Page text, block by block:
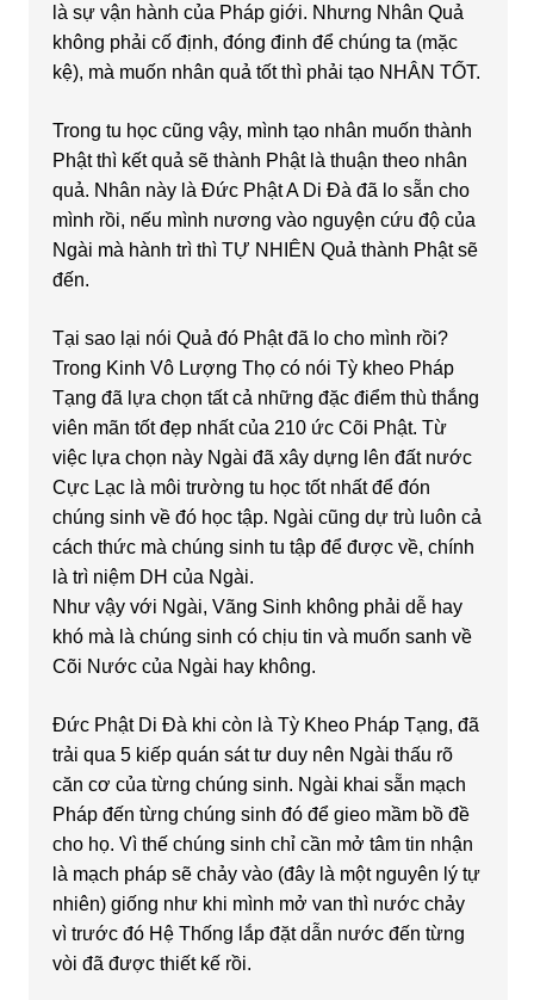
là sự vận hành của Pháp giới. Nhưng Nhân Quả
không phải cố định, đóng đinh để chúng ta (mặc
kệ), mà muốn nhân quả tốt thì phải tạo NHÂN TỐT.
Trong tu học cũng vậy, mình tạo nhân muốn thành
Phật thì kết quả sẽ thành Phật là thuận theo nhân
quả. Nhân này là Đức Phật A Di Đà đã lo sẵn cho
mình rồi, nếu mình nương vào nguyện cứu độ của
Ngài mà hành trì thì TỰ NHIÊN Quả thành Phật sẽ
đến.
Tại sao lại nói Quả đó Phật đã lo cho mình rồi?
Trong Kinh Vô Lượng Thọ có nói Tỳ kheo Pháp
Tạng đã lựa chọn tất cả những đặc điểm thù thắng
viên mãn tốt đẹp nhất của 210 ức Cõi Phật. Từ
việc lựa chọn này Ngài đã xây dựng lên đất nước
Cực Lạc là môi trường tu học tốt nhất để đón
chúng sinh về đó học tập. Ngài cũng dự trù luôn cả
cách thức mà chúng sinh tu tập để được về, chính
là trì niệm DH của Ngài.
Như vậy với Ngài, Vãng Sinh không phải dễ hay
khó mà là chúng sinh có chịu tin và muốn sanh về
Cõi Nước của Ngài hay không.
Đức Phật Di Đà khi còn là Tỳ Kheo Pháp Tạng, đã
trải qua 5 kiếp quán sát tư duy nên Ngài thấu rõ
căn cơ của từng chúng sinh. Ngài khai sẵn mạch
Pháp đến từng chúng sinh đó để gieo mầm bồ đề
cho họ. Vì thế chúng sinh chỉ cần mở tâm tin nhận
là mạch pháp sẽ chảy vào (đây là một nguyên lý tự
nhiên) giống như khi mình mở van thì nước chảy
vì trước đó Hệ Thống lắp đặt dẫn nước đến từng
vòi đã được thiết kế rồi.